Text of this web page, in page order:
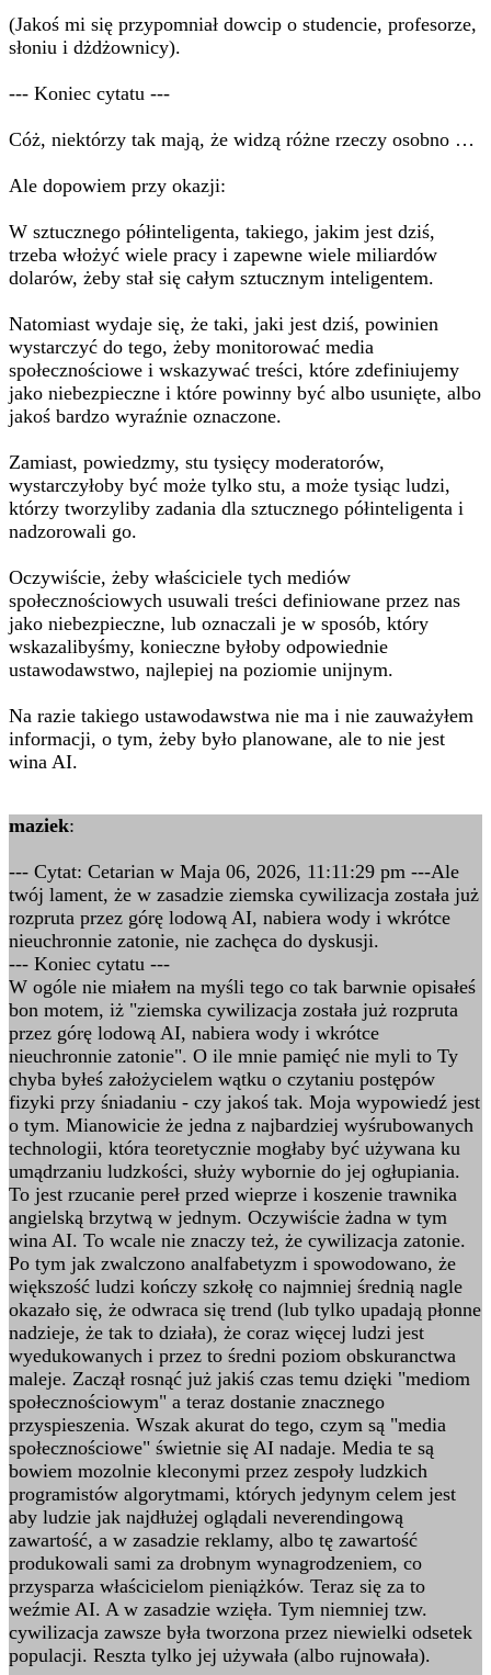
(Jakoś mi się przypomniał dowcip o studencie, profesorze,
słoniu i dżdżownicy).
--- Koniec cytatu ---
Cóż, niektórzy tak mają, że widzą różne rzeczy osobno …
Ale dopowiem przy okazji:
W sztucznego półinteligenta, takiego, jakim jest dziś,
trzeba włożyć wiele pracy i zapewne wiele miliardów
dolarów, żeby stał się całym sztucznym inteligentem.
Natomiast wydaje się, że taki, jaki jest dziś, powinien
wystarczyć do tego, żeby monitorować media
społecznościowe i wskazywać treści, które zdefiniujemy
jako niebezpieczne i które powinny być albo usunięte, albo
jakoś bardzo wyraźnie oznaczone.
Zamiast, powiedzmy, stu tysięcy moderatorów,
wystarczyłoby być może tylko stu, a może tysiąc ludzi,
którzy tworzyliby zadania dla sztucznego półinteligenta i
nadzorowali go.
Oczywiście, żeby właściciele tych mediów
społecznościowych usuwali treści definiowane przez nas
jako niebezpieczne, lub oznaczali je w sposób, który
wskazalibyśmy, konieczne byłoby odpowiednie
ustawodawstwo, najlepiej na poziomie unijnym.
Na razie takiego ustawodawstwa nie ma i nie zauważyłem
informacji, o tym, żeby było planowane, ale to nie jest
wina AI.
maziek:
--- Cytat: Cetarian w Maja 06, 2026, 11:11:29 pm ---Ale
twój lament, że w zasadzie ziemska cywilizacja została już
rozpruta przez górę lodową AI, nabiera wody i wkrótce
nieuchronnie zatonie, nie zachęca do dyskusji.
--- Koniec cytatu ---
W ogóle nie miałem na myśli tego co tak barwnie opisałeś
bon motem, iż "ziemska cywilizacja została już rozpruta
przez górę lodową AI, nabiera wody i wkrótce
nieuchronnie zatonie". O ile mnie pamięć nie myli to Ty
chyba byłeś założycielem wątku o czytaniu postępów
fizyki przy śniadaniu - czy jakoś tak. Moja wypowiedź jest
o tym. Mianowicie że jedna z najbardziej wyśrubowanych
technologii, która teoretycznie mogłaby być używana ku
umądrzaniu ludzkości, służy wybornie do jej ogłupiania.
To jest rzucanie pereł przed wieprze i koszenie trawnika
angielską brzytwą w jednym. Oczywiście żadna w tym
wina AI. To wcale nie znaczy też, że cywilizacja zatonie.
Po tym jak zwalczono analfabetyzm i spowodowano, że
większość ludzi kończy szkołę co najmniej średnią nagle
okazało się, że odwraca się trend (lub tylko upadają płonne
nadzieje, że tak to działa), że coraz więcej ludzi jest
wyedukowanych i przez to średni poziom obskuranctwa
maleje. Zaczął rosnąć już jakiś czas temu dzięki "mediom
społecznościowym" a teraz dostanie znacznego
przyspieszenia. Wszak akurat do tego, czym są "media
społecznościowe" świetnie się AI nadaje. Media te są
bowiem mozolnie kleconymi przez zespoły ludzkich
programistów algorytmami, których jedynym celem jest
aby ludzie jak najdłużej oglądali neverendingową
zawartość, a w zasadzie reklamy, albo tę zawartość
produkowali sami za drobnym wynagrodzeniem, co
przysparza właścicielom pieniążków. Teraz się za to
weźmie AI. A w zasadzie wzięła. Tym niemniej tzw.
cywilizacja zawsze była tworzona przez niewielki odsetek
populacji. Reszta tylko jej używała (albo rujnowała).